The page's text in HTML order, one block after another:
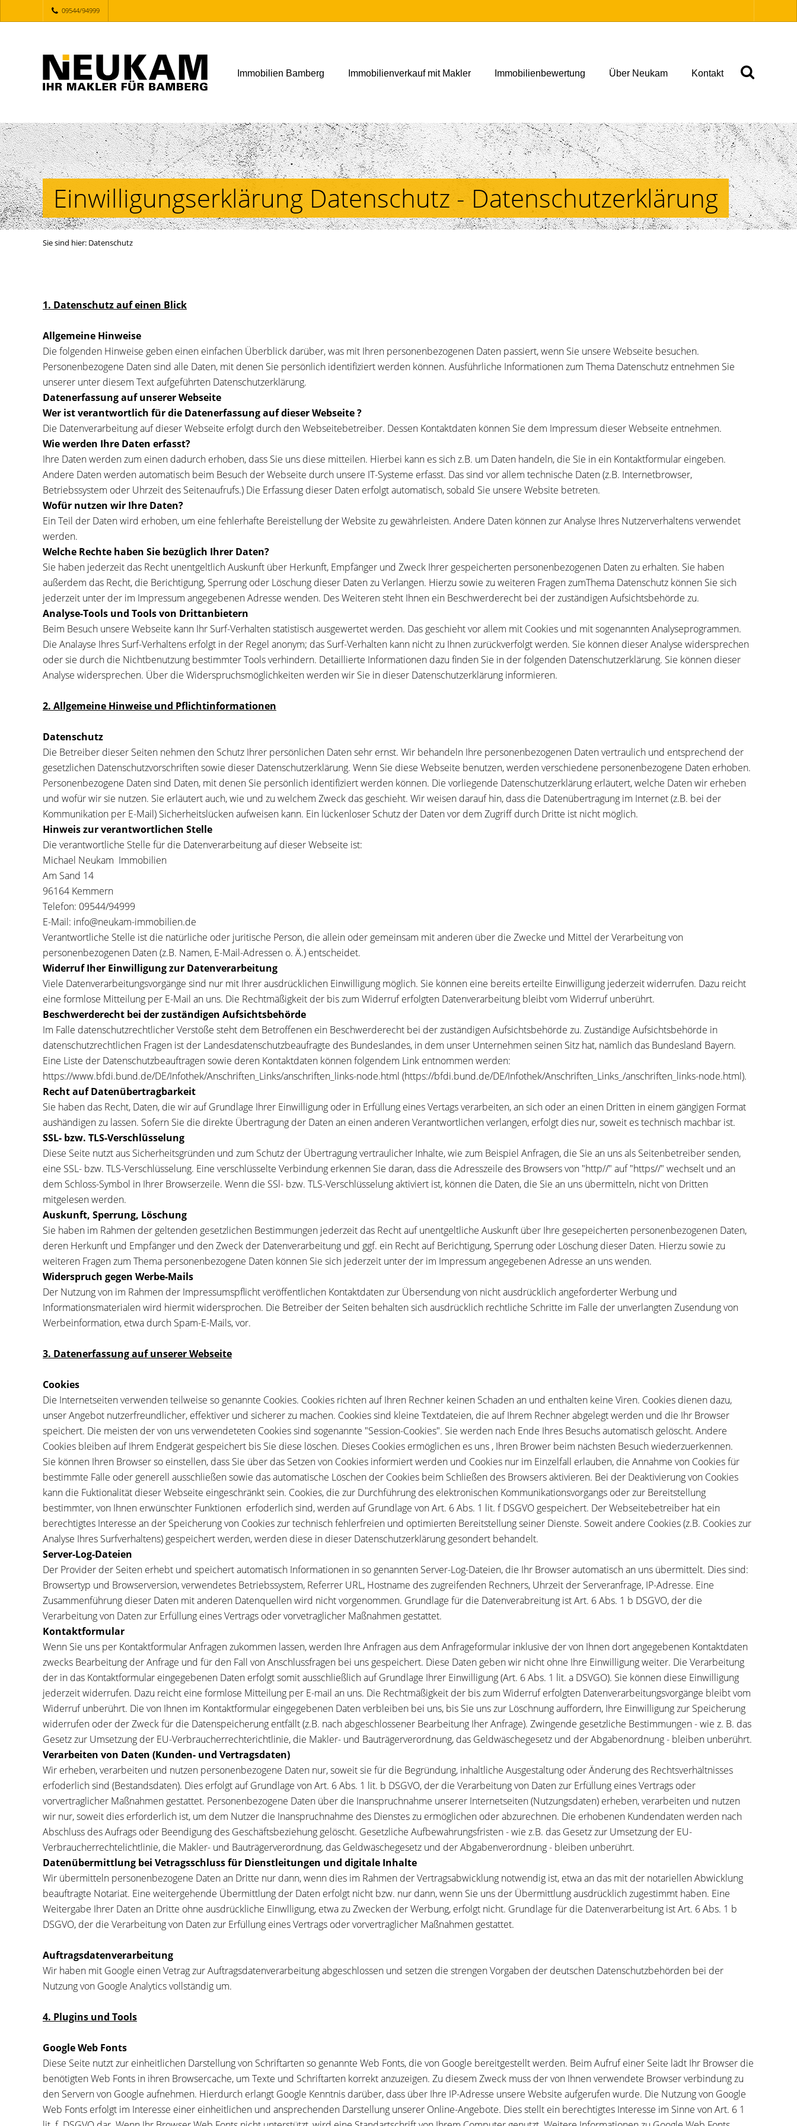
09544/94999
Immobilien Bamberg Immobilienverkauf mit Makler Immobilienbewertung Über Neukam Kontakt
Einwilligungserklärung Datenschutz - Datenschutzerklärung
Sie sind hier: Datenschutz
1. Datenschutz auf einen Blick
Allgemeine Hinweise
Die folgenden Hinweise geben einen einfachen Überblick darüber, was mit Ihren personenbezogenen Daten passiert, wenn Sie unsere Webseite besuchen.
Personenbezogene Daten sind alle Daten, mit denen Sie persönlich identifiziert werden können. Ausführliche Informationen zum Thema Datenschutz entnehmen Sie
unserer unter diesem Text aufgeführten Datenschutzerklärung.
Datenerfassung auf unserer Webseite
Wer ist verantwortlich für die Datenerfassung auf dieser Webseite ?
Die Datenverarbeitung auf dieser Webseite erfolgt durch den Webseitebetreiber. Dessen Kontaktdaten können Sie dem Impressum dieser Webseite entnehmen.
Wie werden Ihre Daten erfasst?
Ihre Daten werden zum einen dadurch erhoben, dass Sie uns diese mitteilen. Hierbei kann es sich z.B. um Daten handeln, die Sie in ein Kontaktformular eingeben.
Andere Daten werden automatisch beim Besuch der Webseite durch unsere IT-Systeme erfasst. Das sind vor allem technische Daten (z.B. Internetbrowser,
Betriebssystem oder Uhrzeit des Seitenaufrufs.) Die Erfassung dieser Daten erfolgt automatisch, sobald Sie unsere Website betreten.
Wofür nutzen wir Ihre Daten?
Ein Teil der Daten wird erhoben, um eine fehlerhafte Bereistellung der Website zu gewährleisten. Andere Daten können zur Analyse Ihres Nutzerverhaltens verwendet
werden.
Welche Rechte haben Sie bezüglich Ihrer Daten?
Sie haben jederzeit das Recht unentgeltlich Auskunft über Herkunft, Empfänger und Zweck Ihrer gespeicherten personenbezogenen Daten zu erhalten. Sie haben
außerdem das Recht, die Berichtigung, Sperrung oder Löschung dieser Daten zu Verlangen. Hierzu sowie zu weiteren Fragen zumThema Datenschutz können Sie sich
jederzeit unter der im Impressum angegebenen Adresse wenden. Des Weiteren steht Ihnen ein Beschwerderecht bei der zuständigen Aufsichtsbehörde zu.
Analyse-Tools und Tools von Drittanbietern
Beim Besuch unsere Webseite kann Ihr Surf-Verhalten statistisch ausgewertet werden. Das geschieht vor allem mit Cookies und mit sogenannten Analyseprogrammen.
Die Analayse Ihres Surf-Verhaltens erfolgt in der Regel anonym; das Surf-Verhalten kann nicht zu Ihnen zurückverfolgt werden. Sie können dieser Analyse widersprechen
oder sie durch die Nichtbenutzung bestimmter Tools verhindern. Detaillierte Informationen dazu finden Sie in der folgenden Datenschutzerklärung. Sie können dieser
Analyse widersprechen. Über die Widerspruchsmöglichkeiten werden wir Sie in dieser Datenschutzerklärung informieren.
2. Allgemeine Hinweise und Pflichtinformationen
Datenschutz
Die Betreiber dieser Seiten nehmen den Schutz Ihrer persönlichen Daten sehr ernst. Wir behandeln Ihre personenbezogenen Daten vertraulich und entsprechend der
gesetzlichen Datenschutzvorschriften sowie dieser Datenschutzerklärung. Wenn Sie diese Webseite benutzen, werden verschiedene personenbezogene Daten erhoben.
Personenbezogene Daten sind Daten, mit denen Sie persönlich identifiziert werden können. Die vorliegende Datenschutzerklärung erläutert, welche Daten wir erheben
und wofür wir sie nutzen. Sie erläutert auch, wie und zu welchem Zweck das geschieht. Wir weisen darauf hin, dass die Datenübertragung im Internet (z.B. bei der
Kommunikation per E-Mail) Sicherheitslücken aufweisen kann. Ein lückenloser Schutz der Daten vor dem Zugriff durch Dritte ist nicht möglich.
Hinweis zur verantwortlichen Stelle
Die verantwortliche Stelle für die Datenverarbeitung auf dieser Webseite ist:
Michael Neukam Immobilien
Am Sand 14
96164 Kemmern
Telefon: 09544/94999
E-Mail: info@neukam-immobilien.de
Verantwortliche Stelle ist die natürliche oder juritische Person, die allein oder gemeinsam mit anderen über die Zwecke und Mittel der Verarbeitung von
personenbezogenen Daten (z.B. Namen, E-Mail-Adressen o. Ä.) entscheidet.
Widerruf Iher Einwilligung zur Datenverarbeitung
Viele Datenverarbeitungsvorgänge sind nur mit Ihrer ausdrücklichen Einwilligung möglich. Sie können eine bereits erteilte Einwilligung jederzeit widerrufen. Dazu reicht
eine formlose Mitteilung per E-Mail an uns. Die Rechtmäßigkeit der bis zum Widerruf erfolgten Datenverarbeitung bleibt vom Widerruf unberührt.
Beschwerderecht bei der zuständigen Aufsichtsbehörde
Im Falle datenschutzrechtlicher Verstöße steht dem Betroffenen ein Beschwerderecht bei der zuständigen Aufsichtsbehörde zu. Zuständige Aufsichtsbehörde in
datenschutzrechtlichen Fragen ist der Landesdatenschutzbeaufragte des Bundeslandes, in dem unser Unternehmen seinen Sitz hat, nämlich das Bundesland Bayern.
Eine Liste der Datenschutzbeauftragen sowie deren Kontaktdaten können folgendem Link entnommen werden:
https://www.bfdi.bund.de/DE/Infothek/Anschriften_Links/anschriften_links-node.html (https://bfdi.bund.de/DE/Infothek/Anschriften_Links_/anschriften_links-node.html).
Recht auf Datenübertragbarkeit
Sie haben das Recht, Daten, die wir auf Grundlage Ihrer Einwilligung oder in Erfüllung eines Vertags verarbeiten, an sich oder an einen Dritten in einem gängigen Format
aushändigen zu lassen. Sofern Sie die direkte Übertragung der Daten an einen anderen Verantwortlichen verlangen, erfolgt dies nur, soweit es technisch machbar ist.
SSL- bzw. TLS-Verschlüsselung
Diese Seite nutzt aus Sicherheitsgründen und zum Schutz der Übertragung vertraulicher Inhalte, wie zum Beispiel Anfragen, die Sie an uns als Seitenbetreiber senden,
eine SSL- bzw. TLS-Verschlüsselung. Eine verschlüsselte Verbindung erkennen Sie daran, dass die Adresszeile des Browsers von "http//" auf "https//" wechselt und an
dem Schloss-Symbol in Ihrer Browserzeile. Wenn die SSl- bzw. TLS-Verschlüsselung aktiviert ist, können die Daten, die Sie an uns übermitteln, nicht von Dritten
mitgelesen werden.
Auskunft, Sperrung, Löschung
Sie haben im Rahmen der geltenden gesetzlichen Bestimmungen jederzeit das Recht auf unentgeltliche Auskunft über Ihre gesepeicherten personenbezogenen Daten,
deren Herkunft und Empfänger und den Zweck der Datenverarbeitung und ggf. ein Recht auf Berichtigung, Sperrung oder Löschung dieser Daten. Hierzu sowie zu
weiteren Fragen zum Thema personenbezogene Daten können Sie sich jederzeit unter der im Impressum angegebenen Adresse an uns wenden.
Widerspruch gegen Werbe-Mails
Der Nutzung von im Rahmen der Impressumspflicht veröffentlichen Kontaktdaten zur Übersendung von nicht ausdrücklich angeforderter Werbung und
Informationsmaterialen wird hiermit widersprochen. Die Betreiber der Seiten behalten sich ausdrücklich rechtliche Schritte im Falle der unverlangten Zusendung von
Werbeinformation, etwa durch Spam-E-Mails, vor.
3. Datenerfassung auf unserer Webseite
Cookies
Die Internetseiten verwenden teilweise so genannte Cookies. Cookies richten auf Ihren Rechner keinen Schaden an und enthalten keine Viren. Cookies dienen dazu,
unser Angebot nutzerfreundlicher, effektiver und sicherer zu machen. Cookies sind kleine Textdateien, die auf Ihrem Rechner abgelegt werden und die Ihr Browser
speichert. Die meisten der von uns verwendeteten Cookies sind sogenannte "Session-Cookies". Sie werden nach Ende Ihres Besuchs automatisch gelöscht. Andere
Cookies bleiben auf Ihrem Endgerät gespeichert bis Sie diese löschen. Dieses Cookies ermöglichen es uns , Ihren Brower beim nächsten Besuch wiederzuerkennen.
Sie können Ihren Browser so einstellen, dass Sie über das Setzen von Cookies informiert werden und Cookies nur im Einzelfall erlauben, die Annahme von Cookies für
bestimmte Fälle oder generell ausschließen sowie das automatische Löschen der Cookies beim Schließen des Browsers aktivieren. Bei der Deaktivierung von Cookies
kann die Fuktionalität dieser Webseite eingeschränkt sein. Cookies, die zur Durchführung des elektronischen Kommunikationsvorgangs oder zur Bereitstellung
bestimmter, von Ihnen erwünschter Funktionen erfoderlich sind, werden auf Grundlage von Art. 6 Abs. 1 lit. f DSGVO gespeichert. Der Webseitebetreiber hat ein
berechtigtes Interesse an der Speicherung von Cookies zur technisch fehlerfreien und optimierten Bereitstellung seiner Dienste. Soweit andere Cookies (z.B. Cookies zur
Analyse Ihres Surfverhaltens) gespeichert werden, werden diese in dieser Datenschutzerklärung gesondert behandelt.
Server-Log-Dateien
Der Provider der Seiten erhebt und speichert automatisch Informationen in so genannten Server-Log-Dateien, die Ihr Browser automatisch an uns übermittelt. Dies sind:
Browsertyp und Browserversion, verwendetes Betriebssystem, Referrer URL, Hostname des zugreifenden Rechners, Uhrzeit der Serveranfrage, IP-Adresse. Eine
Zusammenführung dieser Daten mit anderen Datenquellen wird nicht vorgenommen. Grundlage für die Datenverabreitung ist Art. 6 Abs. 1 b DSGVO, der die
Verarbeitung von Daten zur Erfüllung eines Vertrags oder vorvetraglicher Maßnahmen gestattet.
Kontaktformular
Wenn Sie uns per Kontaktformular Anfragen zukommen lassen, werden Ihre Anfragen aus dem Anfrageformular inklusive der von Ihnen dort angegebenen Kontaktdaten
zwecks Bearbeitung der Anfrage und für den Fall von Anschlussfragen bei uns gespeichert. Diese Daten geben wir nicht ohne Ihre Einwilligung weiter. Die Verarbeitung
der in das Kontaktformular eingegebenen Daten erfolgt somit ausschließlich auf Grundlage Ihrer Einwilligung (Art. 6 Abs. 1 lit. a DSVGO). Sie können diese Einwilligung
jederzeit widerrufen. Dazu reicht eine formlose Mitteilung per E-mail an uns. Die Rechtmäßigkeit der bis zum Widerruf erfolgten Datenverarbeitungsvorgänge bleibt vom
Widerruf unberührt. Die von Ihnen im Kontaktformular eingegebenen Daten verbleiben bei uns, bis Sie uns zur Löschnung auffordern, Ihre Einwilligung zur Speicherung
widerrufen oder der Zweck für die Datenspeicherung entfällt (z.B. nach abgeschlossener Bearbeitung Iher Anfrage). Zwingende gesetzliche Bestimmungen - wie z. B. das
Gesetz zur Umsetzung der EU-Verbraucherrechterichtlinie, die Makler- und Bauträgerverordnung, das Geldwäschegesetz und der Abgabenordnung - bleiben unberührt.
Verarbeiten von Daten (Kunden- und Vertragsdaten)
Wir erheben, verarbeiten und nutzen personenbezogene Daten nur, soweit sie für die Begründung, inhaltliche Ausgestaltung oder Änderung des Rechtsverhältnisses
erfoderlich sind (Bestandsdaten). Dies erfolgt auf Grundlage von Art. 6 Abs. 1 lit. b DSGVO, der die Verarbeitung von Daten zur Erfüllung eines Vertrags oder
vorvertraglicher Maßnahmen gestattet. Personenbezogene Daten über die Inanspruchnahme unserer Internetseiten (Nutzungsdaten) erheben, verarbeiten und nutzen
wir nur, soweit dies erforderlich ist, um dem Nutzer die Inanspruchnahme des Dienstes zu ermöglichen oder abzurechnen. Die erhobenen Kundendaten werden nach
Abschluss des Aufrags oder Beendigung des Geschäftsbeziehung gelöscht. Gesetzliche Aufbewahrungsfristen - wie z.B. das Gesetz zur Umsetzung der EU-
Verbraucherrechtelichtlinie, die Makler- und Bauträgerverordnung, das Geldwäschegesetz und der Abgabenverordnung - bleiben unberührt.
Datenübermittlung bei Vetragsschluss für Dienstleitungen und digitale Inhalte
Wir übermitteln personenbezogene Daten an Dritte nur dann, wenn dies im Rahmen der Vertragsabwicklung notwendig ist, etwa an das mit der notariellen Abwicklung
beauftragte Notariat. Eine weitergehende Übermittlung der Daten erfolgt nicht bzw. nur dann, wenn Sie uns der Übermittlung ausdrücklich zugestimmt haben. Eine
Weitergabe Ihrer Daten an Dritte ohne ausdrückliche Einwlligung, etwa zu Zwecken der Werbung, erfolgt nicht. Grundlage für die Datenverarbeitung ist Art. 6 Abs. 1 b
DSGVO, der die Verarbeitung von Daten zur Erfüllung eines Vertrags oder vorvertraglicher Maßnahmen gestattet.
Auftragsdatenverarbeitung
Wir haben mit Google einen Vetrag zur Auftragsdatenverarbeitung abgeschlossen und setzen die strengen Vorgaben der deutschen Datenschutzbehörden bei der
Nutzung von Google Analytics vollständig um.
4. Plugins und Tools
Google Web Fonts
Diese Seite nutzt zur einheitlichen Darstellung von Schriftarten so genannte Web Fonts, die von Google bereitgestellt werden. Beim Aufruf einer Seite lädt Ihr Browser die
benötigten Web Fonts in ihren Browsercache, um Texte und Schriftarten korrekt anzuzeigen. Zu diesem Zweck muss der von Ihnen verwendete Browser verbindung zu
den Servern von Google aufnehmen. Hierdurch erlangt Google Kenntnis darüber, dass über Ihre IP-Adresse unsere Website aufgerufen wurde. Die Nutzung von Google
Web Fonts erfolgt im Interesse einer einheitlichen und ansprechenden Darstellung unserer Online-Angebote. Dies stellt ein berechtigtes Interesse im Sinne von Art. 6 1